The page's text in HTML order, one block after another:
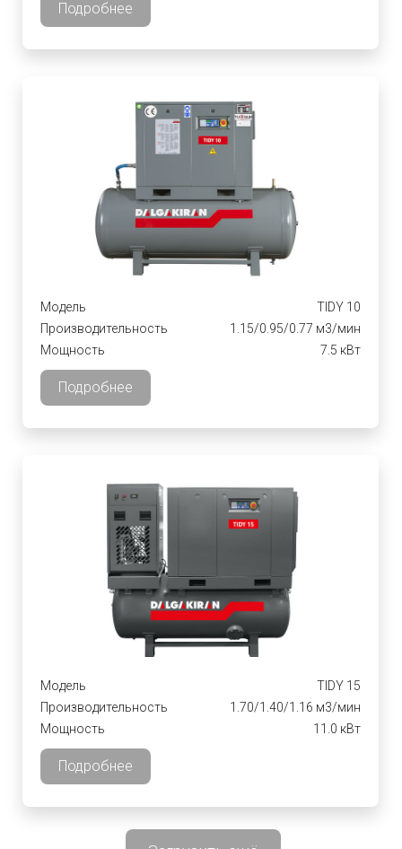
Подробнее
Модель
TIDY 10
Производительность
1.15/0.95/0.77 м3/мин
Мощность
7.5 кВт
Подробнее
Модель
TIDY 15
Производительность
1.70/1.40/1.16 м3/мин
Мощность
11.0 кВт
Подробнее